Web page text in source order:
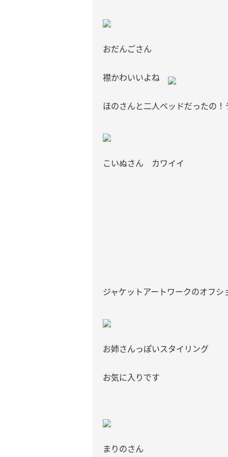
おだんごさん
襟かわいいよね
ほのさんと二人ベッドだったの！
こいぬさん カワイイ
ジャケットアートワークのオフシ
お姉さんっぽいスタイリング
お気に入りです
まりのさん